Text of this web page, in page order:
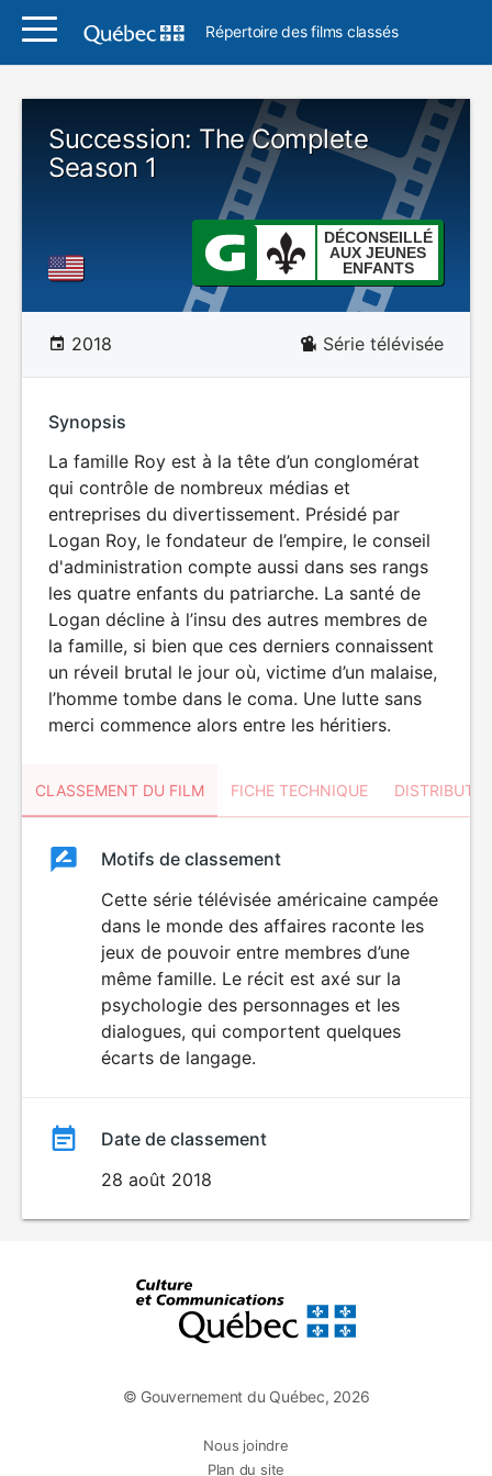
Répertoire des films classés
Succession: The Complete
Season 1
DÉCONSEILLÉ
AUX JEUNES
ENFANTS
2018 Série télévisée
Synopsis
La famille Roy est à la tête d’un conglomérat
qui contrôle de nombreux médias et
entreprises du divertissement. Présidé par
Logan Roy, le fondateur de l’empire, le conseil
d'administration compte aussi dans ses rangs
les quatre enfants du patriarche. La santé de
Logan décline à l’insu des autres membres de
la famille, si bien que ces derniers connaissent
un réveil brutal le jour où, victime d’un malaise,
l’homme tombe dans le coma. Une lutte sans
merci commence alors entre les héritiers.
CLASSEMENT DU FILM FICHE TECHNIQUE
ClassementClassement
DÉCONSEILLÉ
AUX JEUNES
ENFANTS
Motifs de classement
Cette série télévisée américaine campée
dans le monde des affaires raconte les
jeux de pouvoir entre membres d’une
même famille. Le récit est axé sur la
psychologie des personnages et les
dialogues, qui comportent quelques
écarts de langage.
Date de classement
28 août 2018
© Gouvernement du Québec, 2026
Nous joindre
Plan du site